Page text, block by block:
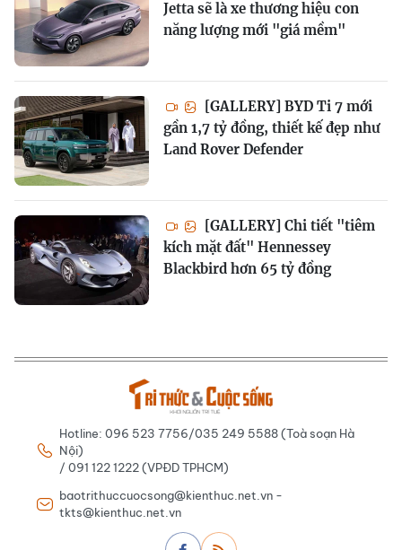
Jetta sẽ là xe thương hiệu con
năng lượng mới "giá mềm"
[GALLERY] BYD Ti 7 mới
gần 1,7 tỷ đồng, thiết kế đẹp như
Land Rover Defender
[GALLERY] Chi tiết "tiêm
kích mặt đất" Hennessey
Blackbird hơn 65 tỷ đồng
Hotline: 096 523 7756/035 249 5588 (Toà soạn Hà
Nội)
/ 091 122 1222 (VPĐD TPHCM)
baotrithuccuocsong@kienthuc.net.vn -
tkts@kienthuc.net.vn